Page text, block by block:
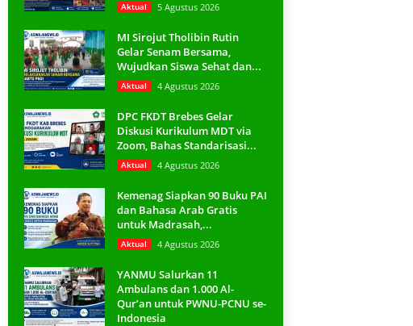
Aktual 5 Agustus 2026
MI Sirojut Tholibin Rutin
Gelar Senam Bersama,
Wujudkan Siswa Sehat dan...
Aktual 4 Agustus 2026
DPC FKDT Brebes Gelar
Diskusi Kurikulum MDT via
Zoom, Bahas Standarisasi...
Aktual 4 Agustus 2026
Kemenag Siapkan 90 Buku PAI
dan Bahasa Arab Gratis
untuk Madrasah,...
Aktual 4 Agustus 2026
YANMU Salurkan 11
Ambulans dan 1.000 Al-
Qur’an untuk PWNU-PCNU se-
Indonesia